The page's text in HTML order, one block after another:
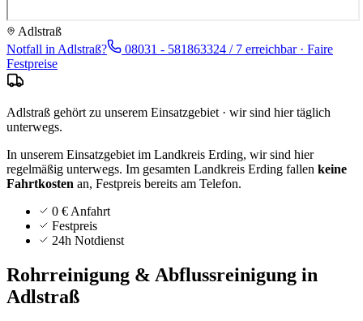
Adlstraß
Notfall in Adlstraß? 08031 - 581863324 / 7 erreichbar · Faire
Festpreise
Adlstraß gehört zu unserem Einsatzgebiet · wir sind hier täglich
unterwegs.
In unserem Einsatzgebiet im Landkreis Erding, wir sind hier
regelmäßig unterwegs. Im gesamten Landkreis Erding fallen keine
Fahrtkosten an, Festpreis bereits am Telefon.
0 € Anfahrt
Festpreis
24h Notdienst
Rohrreinigung & Abflussreinigung in
Adlstraß